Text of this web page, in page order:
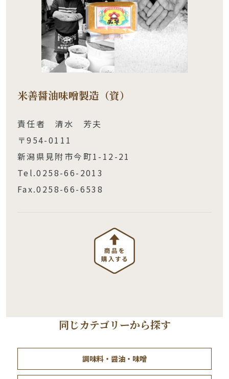
米善醤油味噌製造（資）
責任者 清水 芳夫
〒954-0111
新潟県見附市今町1-12-21
Tel.0258-66-2013
Fax.0258-66-6538
同じカテゴリーから探す
調味料・醤油・味噌